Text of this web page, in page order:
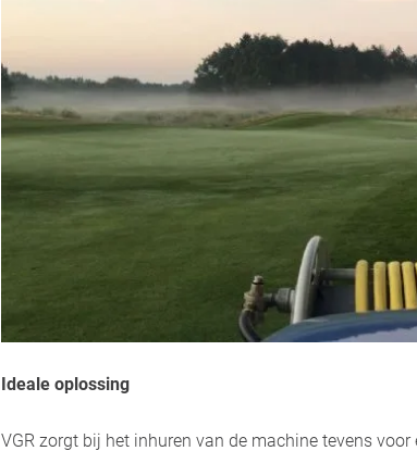
Ideale oplossing
VGR zorgt bij het inhuren van de machine tevens